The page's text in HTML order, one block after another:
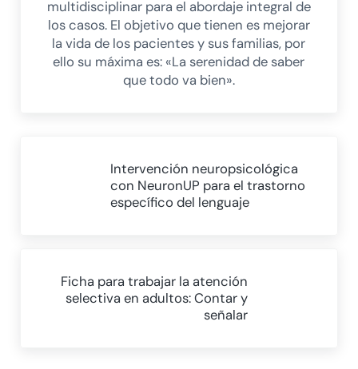
multidisciplinar para el abordaje integral de
los casos. El objetivo que tienen es mejorar
la vida de los pacientes y sus familias, por
ello su máxima es: «La serenidad de saber
que todo va bien».
Intervención neuropsicológica
con NeuronUP para el trastorno
específico del lenguaje
Ficha para trabajar la atención
selectiva en adultos: Contar y
señalar